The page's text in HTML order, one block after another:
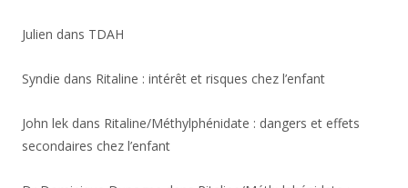
Julien dans TDAH
Syndie dans Ritaline : intérêt et risques chez l’enfant
John lek dans Ritaline/Méthylphénidate : dangers et effets
secondaires chez l’enfant